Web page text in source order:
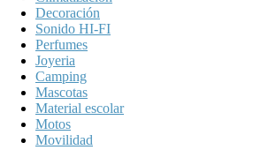
Decoración
Sonido HI-FI
Perfumes
Joyeria
Camping
Mascotas
Material escolar
Motos
Movilidad